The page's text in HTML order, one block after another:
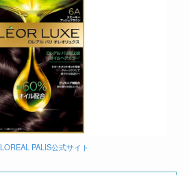
LOREAL PALIS公式サイト